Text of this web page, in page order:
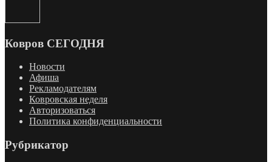
Ковров СЕГОДНЯ
Новости
Афиша
Рекламодателям
Ковровская неделя
Авторизоваться
Политика конфиденциальности
Рубрикатор